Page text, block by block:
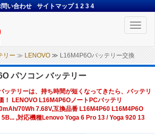
問い合わせ サイトマップ 1 2 3 4
Toggle
リー ≫ LENOVO ≫ L16M4P6Oバッテリー交換
パソコン バッテリー
ッテリーは、持ち時間が短くなってきたら、バッテリ
！ LENOVO L16M4P6OノートPCバッテリ
70Wh 7.68V,互換品番 L16M4P60 L16M4P6O
,対応機種Lenovo Yoga 6 Pro 13 / Yoga 920 13